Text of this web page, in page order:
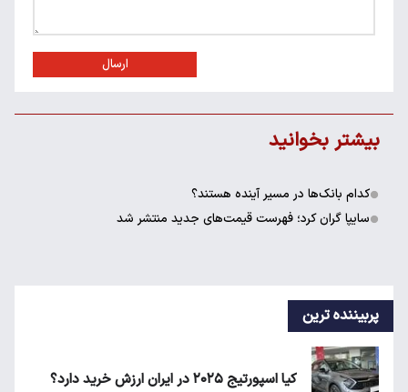
ارسال
بیشتر بخوانید
کدام بانک‌ها در مسیر آینده هستند؟
سایپا گران کرد؛ فهرست قیمت‌های جدید منتشر شد
پربیننده ترین
کیا اسپورتیج ۲۰۲۵ در ایران ارزش خرید دارد؟